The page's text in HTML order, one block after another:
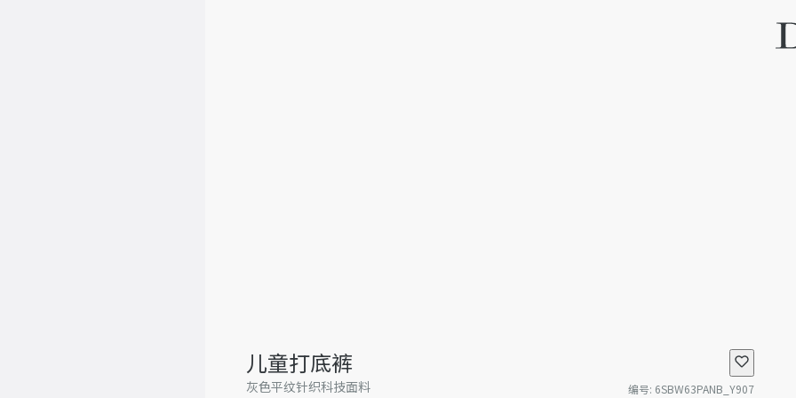
儿童打底裤
灰色平纹针织科技面料 编号: 6SBW63PANB_Y907